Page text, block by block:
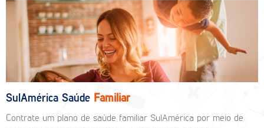
SulAmérica Saúde Familiar
Contrate um plano de saúde familiar SulAmérica por meio de